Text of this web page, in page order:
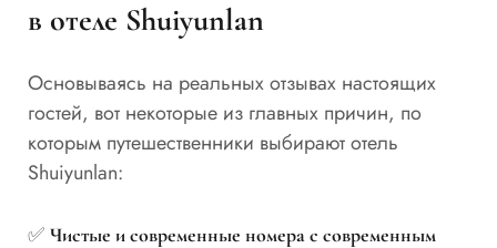
в отеле Shuiyunlan
Основываясь на реальных отзывах настоящих
гостей, вот некоторые из главных причин, по
которым путешественники выбирают отель
Shuiyunlan:
✅ Чистые и современные номера с современным